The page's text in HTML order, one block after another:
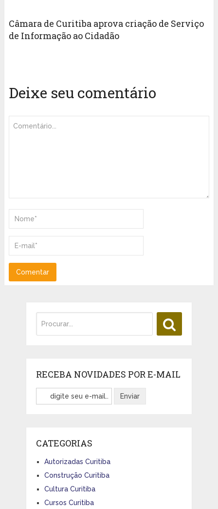
Câmara de Curitiba aprova criação de Serviço
de Informação ao Cidadão
Deixe seu comentário
RECEBA NOVIDADES POR E-MAIL
CATEGORIAS
Autorizadas Curitiba
Construção Curitiba
Cultura Curitiba
Cursos Curitiba